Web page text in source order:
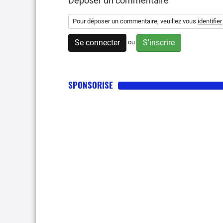
Pour déposer un commentaire, veuillez vous identifier
Se connecter ou S'inscrire
SPONSORISE